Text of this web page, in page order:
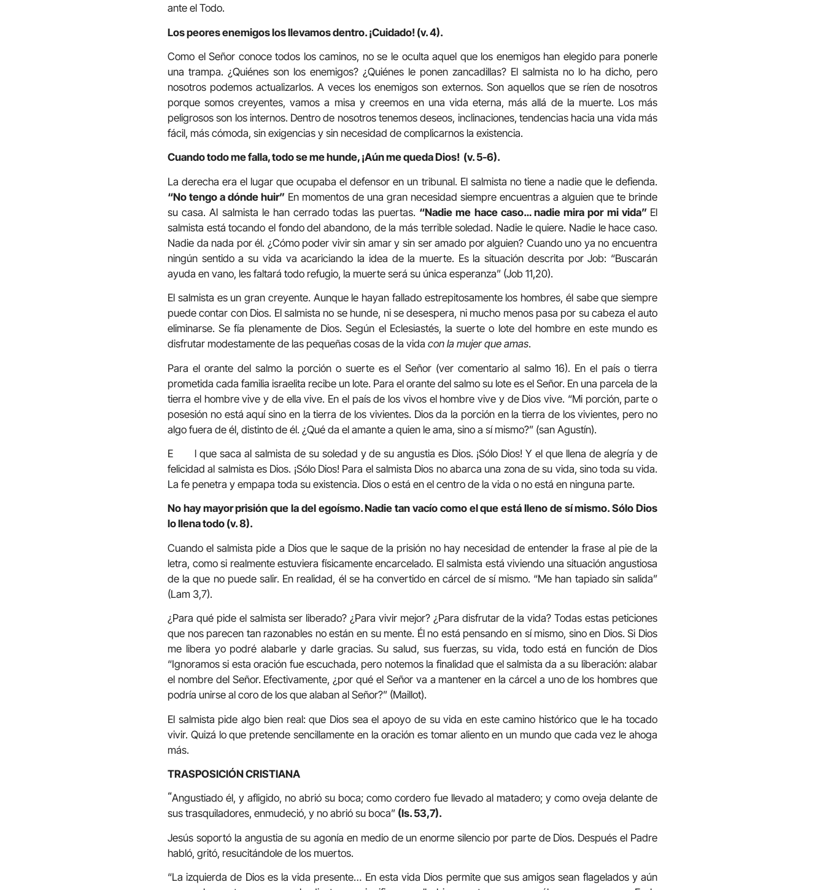
ante el Todo.
Los peores enemigos los llevamos dentro. ¡Cuidado! (v. 4).
Como el Señor conoce todos los caminos, no se le oculta aquel que los enemigos han elegido para ponerle
una trampa. ¿Quiénes son los enemigos? ¿Quiénes le ponen zancadillas? El salmista no lo ha dicho, pero
nosotros podemos actualizarlos. A veces los enemigos son externos. Son aquellos que se ríen de nosotros
porque somos creyentes, vamos a misa y creemos en una vida eterna, más allá de la muerte. Los más
peligrosos son los internos. Dentro de nosotros tenemos deseos, inclinaciones, tendencias hacia una vida más
fácil, más cómoda, sin exigencias y sin necesidad de complicarnos la existencia.
Cuando todo me falla, todo se me hunde, ¡Aún me queda Dios! (v. 5-6).
La derecha era el lugar que ocupaba el defensor en un tribunal. El salmista no tiene a nadie que le defienda.
“No tengo a dónde huir” En momentos de una gran necesidad siempre encuentras a alguien que te brinde
su casa. Al salmista le han cerrado todas las puertas. “Nadie me hace caso… nadie mira por mi vida” El
salmista está tocando el fondo del abandono, de la más terrible soledad. Nadie le quiere. Nadie le hace caso.
Nadie da nada por él. ¿Cómo poder vivir sin amar y sin ser amado por alguien? Cuando uno ya no encuentra
ningún sentido a su vida va acariciando la idea de la muerte. Es la situación descrita por Job: “Buscarán
ayuda en vano, les faltará todo refugio, la muerte será su única esperanza” (Job 11,20).
El salmista es un gran creyente. Aunque le hayan fallado estrepitosamente los hombres, él sabe que siempre
puede contar con Dios. El salmista no se hunde, ni se desespera, ni mucho menos pasa por su cabeza el auto
eliminarse. Se fía plenamente de Dios. Según el Eclesiastés, la suerte o lote del hombre en este mundo es
disfrutar modestamente de las pequeñas cosas de la vida con la mujer que amas.
Para el orante del salmo la porción o suerte es el Señor (ver comentario al salmo 16). En el país o tierra
prometida cada familia israelita recibe un lote. Para el orante del salmo su lote es el Señor. En una parcela de la
tierra el hombre vive y de ella vive. En el país de los vivos el hombre vive y de Dios vive. “Mi porción, parte o
posesión no está aquí sino en la tierra de los vivientes. Dios da la porción en la tierra de los vivientes, pero no
algo fuera de él, distinto de él. ¿Qué da el amante a quien le ama, sino a sí mismo?” (san Agustín).
E l que saca al salmista de su soledad y de su angustia es Dios. ¡Sólo Dios! Y el que llena de alegría y de
felicidad al salmista es Dios. ¡Sólo Dios! Para el salmista Dios no abarca una zona de su vida, sino toda su vida.
La fe penetra y empapa toda su existencia. Dios o está en el centro de la vida o no está en ninguna parte.
No hay mayor prisión que la del egoísmo. Nadie tan vacío como el que está lleno de sí mismo. Sólo Dios
lo llena todo (v. 8).
Cuando el salmista pide a Dios que le saque de la prisión no hay necesidad de entender la frase al pie de la
letra, como si realmente estuviera físicamente encarcelado. El salmista está viviendo una situación angustiosa
de la que no puede salir. En realidad, él se ha convertido en cárcel de sí mismo. “Me han tapiado sin salida”
(Lam 3,7).
¿Para qué pide el salmista ser liberado? ¿Para vivir mejor? ¿Para disfrutar de la vida? Todas estas peticiones
que nos parecen tan razonables no están en su mente. Él no está pensando en sí mismo, sino en Dios. Si Dios
me libera yo podré alabarle y darle gracias. Su salud, sus fuerzas, su vida, todo está en función de Dios
“Ignoramos si esta oración fue escuchada, pero notemos la finalidad que el salmista da a su liberación: alabar
el nombre del Señor. Efectivamente, ¿por qué el Señor va a mantener en la cárcel a uno de los hombres que
podría unirse al coro de los que alaban al Señor?” (Maillot).
El salmista pide algo bien real: que Dios sea el apoyo de su vida en este camino histórico que le ha tocado
vivir. Quizá lo que pretende sencillamente en la oración es tomar aliento en un mundo que cada vez le ahoga
más.
TRASPOSICIÓN CRISTIANA
“Angustiado él, y afligido, no abrió su boca; como cordero fue llevado al matadero; y como oveja delante de
sus trasquiladores, enmudeció, y no abrió su boca” (Is. 53,7).
Jesús soportó la angustia de su agonía en medio de un enorme silencio por parte de Dios. Después el Padre
habló, gritó, resucitándole de los muertos.
“La izquierda de Dios es la vida presente… En esta vida Dios permite que sus amigos sean flagelados y aún